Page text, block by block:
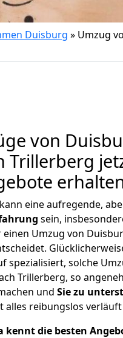
Duisburg » Umzug
von
Trillerberg
eine aufregende,
sein,
einen Umzug von
spezialisiert, solche
Trillerberg, so
und Sie zu
alles reibungslos verläuft
kennt die besten